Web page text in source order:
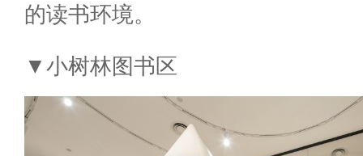
的读书环境。
▼小树林图书区